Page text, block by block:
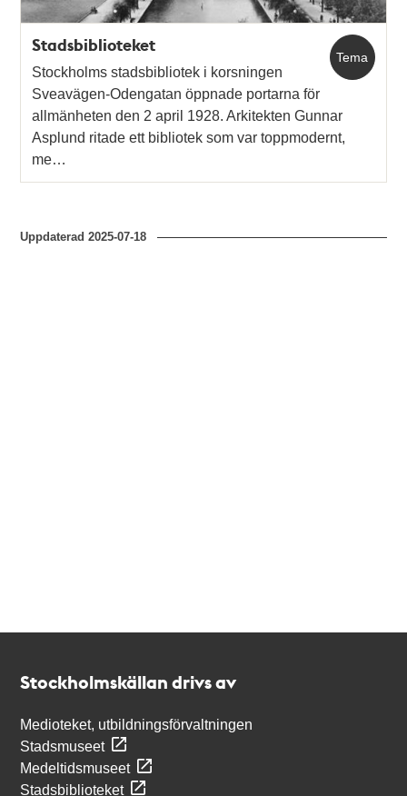
Tema
Stadsbiblioteket
Stockholms stadsbibliotek i korsningen
Sveavägen-Odengatan öppnade portarna för
allmänheten den 2 april 1928. Arkitekten Gunnar
Asplund ritade ett bibliotek som var toppmodernt,
me…
Uppdaterad2025-07-18
Stockholmskällan drivs av
Medioteket, utbildningsförvaltningen
Stadsmuseet
Medeltidsmuseet
Stadsbiblioteket